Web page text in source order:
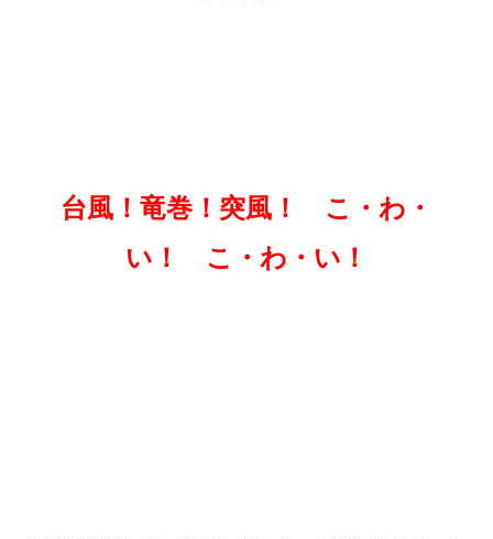
台風！竜巻！突風！ こ・わ・
い！ こ・わ・い！